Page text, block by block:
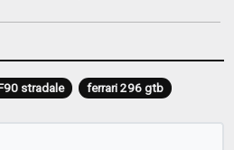
stradale ferrari 296 gtb